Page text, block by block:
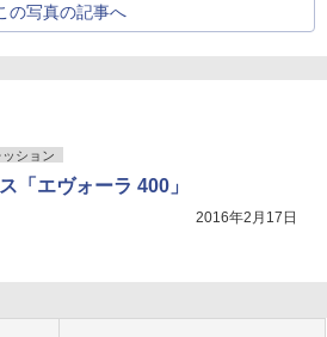
の写真の記事へ
ション
「エヴォーラ 400」
2016年2月17日